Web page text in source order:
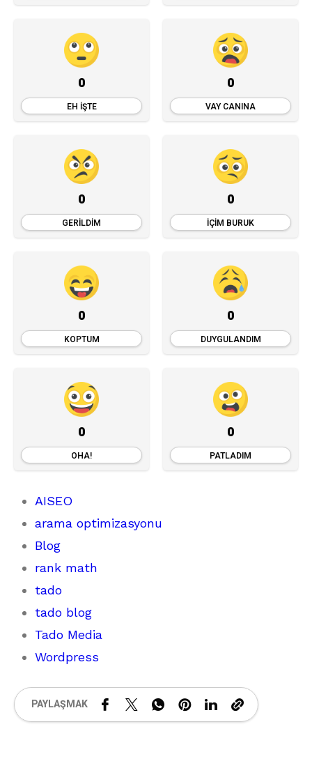
0
EH İŞTE
0
VAY CANINA
0
GERILDIM
0
İÇIM BURUK
0
KOPTUM
0
DUYGULANDIM
0
OHA!
0
PATLADIM
AISEO
arama optimizasyonu
Blog
rank math
tado
tado blog
Tado Media
Wordpress
PAYLAŞMAK